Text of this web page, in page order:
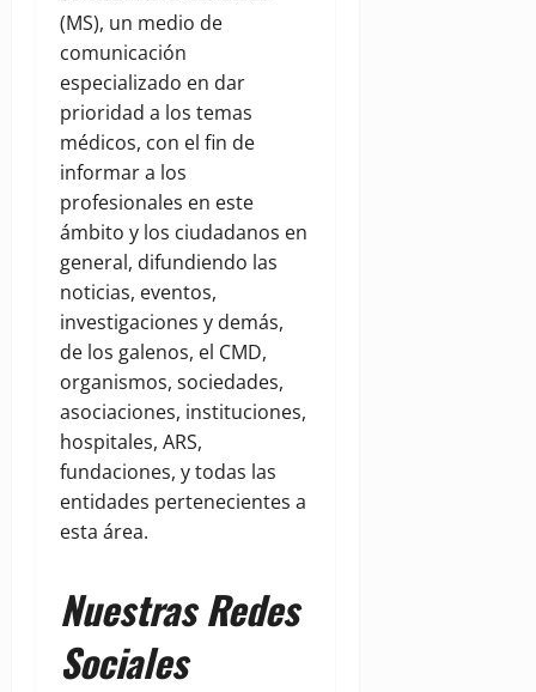
(MS), un medio de
comunicación
especializado en dar
prioridad a los temas
médicos, con el fin de
informar a los
profesionales en este
ámbito y los ciudadanos en
general, difundiendo las
noticias, eventos,
investigaciones y demás,
de los galenos, el CMD,
organismos, sociedades,
asociaciones, instituciones,
hospitales, ARS,
fundaciones, y todas las
entidades pertenecientes a
esta área.
Nuestras Redes
Sociales